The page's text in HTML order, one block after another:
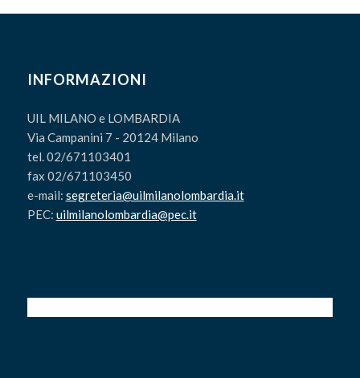
INFORMAZIONI
UIL MILANO e LOMBARDIA
Via Campanini 7 - 20124 Milano
tel. 02/671103401
fax 02/671103450
e-mail: segreteria@uilmilanolombardia.it
PEC: uilmilanolombardia@pec.it